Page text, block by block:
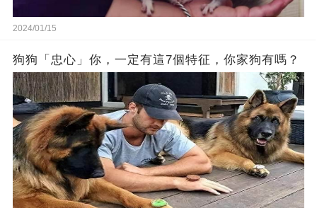
2024/01/15
狗狗「忠心」你，一定有這7個特征，你家狗有嗎？